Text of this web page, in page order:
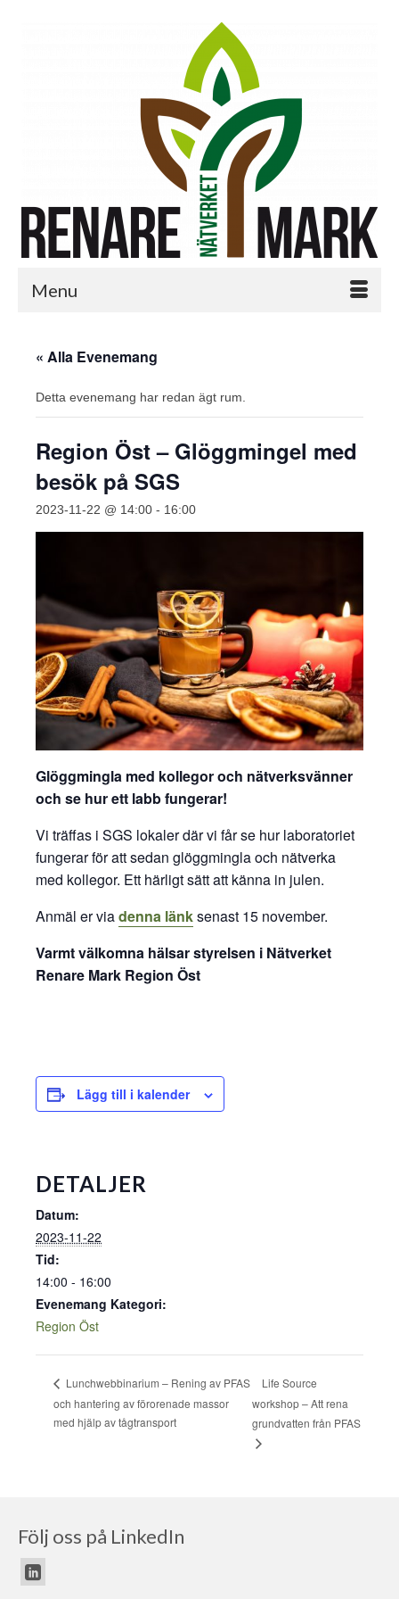
Menu
« Alla Evenemang
Detta evenemang har redan ägt rum.
Region Öst – Glöggmingel med
besök på SGS
2023-11-22 @ 14:00 - 16:00
Glöggmingla med kollegor och nätverksvänner
och se hur ett labb fungerar!
Vi träffas i SGS lokaler där vi får se hur laboratoriet
fungerar för att sedan glöggmingla och nätverka
med kollegor. Ett härligt sätt att känna in julen.
Anmäl er viadenna länksenast 15 november.
Varmt välkomna hälsar styrelsen i Nätverket
Renare Mark Region Öst
Lägg till i kalender
DETALJER
Datum:
2023-11-22
Tid:
14:00 - 16:00
Evenemang Kategori:
Region Öst
Lunchwebbinarium – Rening av PFAS
och hantering av förorenade massor
med hjälp av tågtransport
Life Source
workshop – Att rena
grundvatten från PFAS
Följ oss på LinkedIn